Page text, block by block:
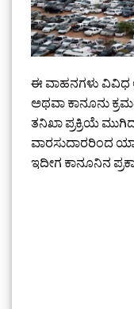
ಈ ವಾಹನಗಳು ವಿವಿಧ
ಅಥವಾ ಕಾನೂನು
ತನಿಖಾ ಪ್ರಕ್ರಿಯೆ
ವಾರಸುದಾರರಿಂದ
ಇದೀಗ ಕಾನೂನಿನ